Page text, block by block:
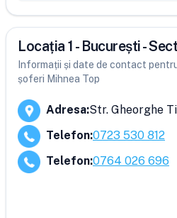
Locația 1 - București -
Informații și date de contact
șoferi Mihnea Top
Adresa:Str. Gheorghe
Telefon:0723 530 812
Telefon:0764 026 696